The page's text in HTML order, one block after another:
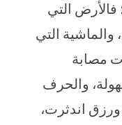
فالأرض التي
التي
مصابة
والحرف
اندثرت،